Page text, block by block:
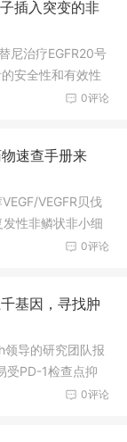
日,据国家药品监
插入突变的非
尼治疗EGFR20号
安全性和有效性
者，请将报告发
试验招募进行中
如果患者被诊断
荐做基因检测。
0评论
速查手册来
VEGFR贝伐
性非鳞状非小细
小细胞肺癌抗癌
询医学部()获取指
验项目。Ⅳ期RO
寡进展或脑转移
0评论
基因，寻找肿
导的研究团队报
受PD-1检查点抑
出了对PD-1阻断
0评论